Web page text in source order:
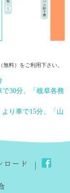
料）をご利用下さい。
30分、「岐阜各務
り車で15分、「山
｜